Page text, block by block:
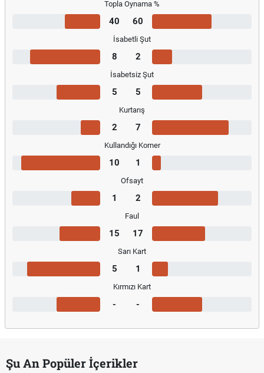
Topla Oynama %
40 60
İsabetli Şut
8 2
İsabetsiz Şut
5 5
Kurtarış
2 7
Kullandığı Korner
10 1
Ofsayt
1 2
Faul
15 17
Sarı Kart
5 1
Kırmızı Kart
- -
Şu An Popüler İçerikler